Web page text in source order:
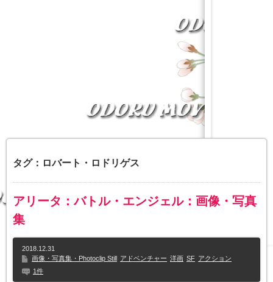
タグ：ロバート・ロドリゲス
アリータ：バトル・エンジェル：画像・写真
集
2018.12.31
画像・写真集・Photoclip Still
アドベンチャー 洋画 SF アクション
1件